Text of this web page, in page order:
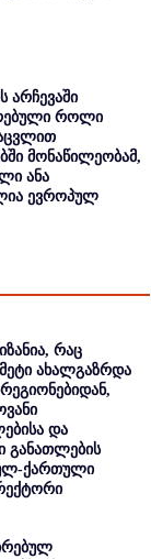
არჩევაში
როლი
მონაწილეობამ,
ანა
ევროპულ
რაც
ახალგაზრდა
და
განათლების
ქართული